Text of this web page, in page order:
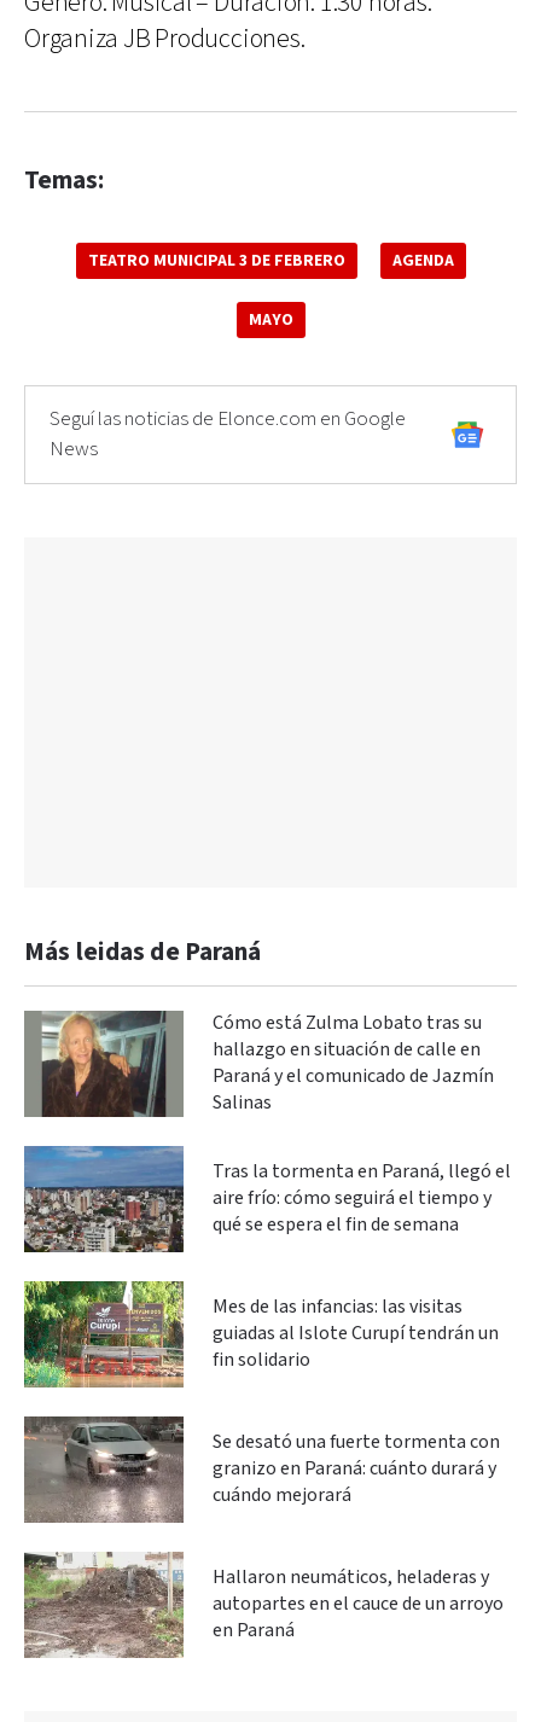
Organiza JB Producciones.
Temas:
TEATRO MUNICIPAL 3 DE FEBRERO AGENDA
MAYO
Seguí las noticias de Elonce.com en Google
News
Más leidas de Paraná
Cómo está Zulma Lobato tras su
hallazgo en situación de calle en
Paraná y el comunicado de Jazmín
Salinas
Tras la tormenta en Paraná, llegó el
aire frío: cómo seguirá el tiempo y
qué se espera el fin de semana
Mes de las infancias: las visitas
guiadas al Islote Curupí tendrán un
fin solidario
Se desató una fuerte tormenta con
granizo en Paraná: cuánto durará y
cuándo mejorará
Hallaron neumáticos, heladeras y
autopartes en el cauce de un arroyo
en Paraná